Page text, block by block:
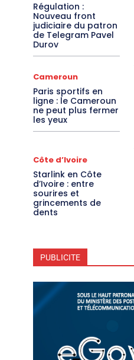
Régulation :
Nouveau front
judiciaire du patron
de Telegram Pavel
Durov
Cameroun
Paris sportifs en
ligne : le Cameroun
ne peut plus fermer
les yeux
Côte d’Ivoire
Starlink en Côte
d’Ivoire : entre
sourires et
grincements de
dents
PUBLICITE